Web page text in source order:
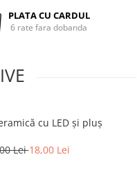
PLATA CU CARDUL
6 rate fara dobanda
cu LED și pluș
Lei18,00 Lei